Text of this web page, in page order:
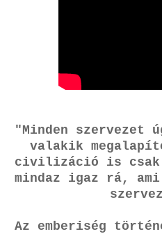
"Minden szervezet
valakik
civilizáció is csak
mindaz igaz rá,
Az emberiség